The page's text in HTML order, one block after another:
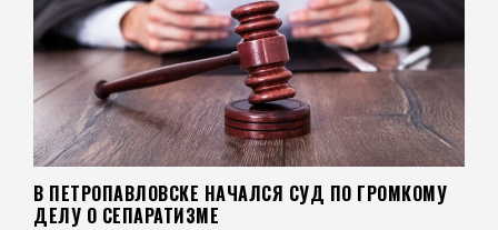
В ПЕТРОПАВЛОВСКЕ НАЧАЛСЯ СУД ПО ГРОМКОМУ
ДЕЛУ О СЕПАРАТИЗМЕ